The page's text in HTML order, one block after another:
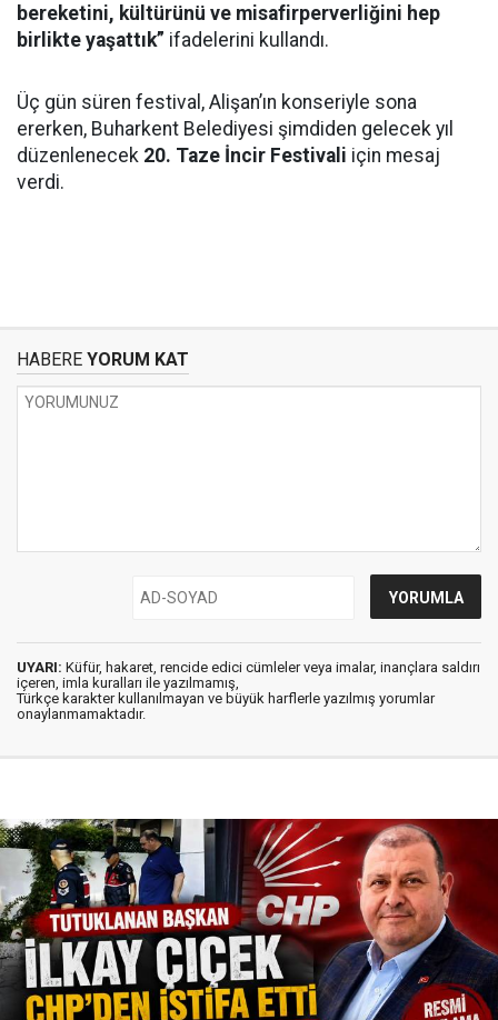
bereketini, kültürünü ve misafirperverliğini hep
birlikte yaşattık” ifadelerini kullandı.
Üç gün süren festival, Alişan’ın konseriyle sona
ererken, Buharkent Belediyesi şimdiden gelecek yıl
düzenlenecek 20. Taze İncir Festivali için mesaj
verdi.
HABERE YORUM KAT
UYARI: Küfür, hakaret, rencide edici cümleler veya imalar, inançlara saldırı
içeren, imla kuralları ile yazılmamış,
Türkçe karakter kullanılmayan ve büyük harflerle yazılmış yorumlar
onaylanmamaktadır.